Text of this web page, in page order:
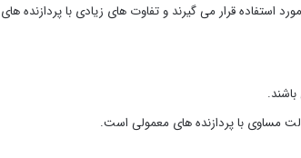
قرار می گیرند و تفاوت های زیادی با پردازنده های
مساوی با پردازنده های معمولی است.